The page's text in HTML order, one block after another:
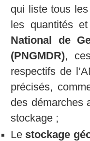
qui liste tous
les quantités
National de
(PNGMDR),
respectifs de
précisés,
des démarches
stockage ;
Le stockage